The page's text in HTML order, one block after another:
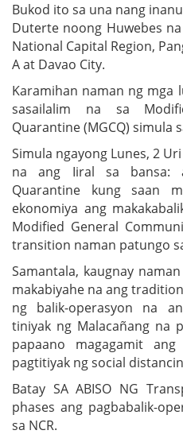
Bukod ito sa una nang
Duterte noong Huwebes
National Capital Region,
A at Davao City.
Karamihan naman ng mga
sasailalim na sa
Quarantine (MGCQ) simula
Simula ngayong Lunes, 2
na ang Iiral sa bansa:
Quarantine kung saan
ekonomiya ang
Modified General
transition naman patungo
Samantala, kaugnay
makabiyahe na ang
ng balik-operasyon na
tiniyak ng Malacañang na
papaano magagamit
pagtitiyak ng social
Batay SA ABISO NG
phases ang pagbabalik-
sa NCR.